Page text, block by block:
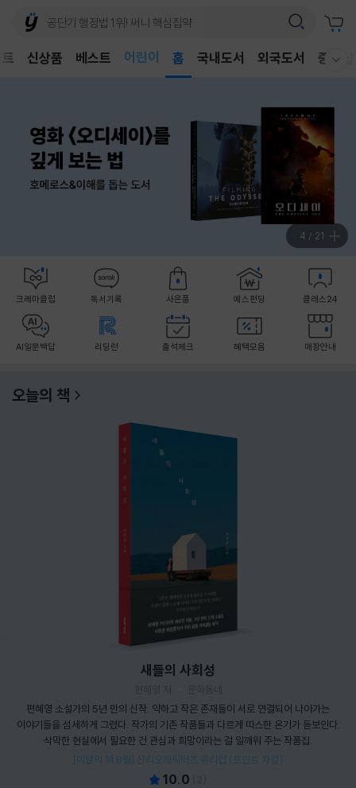
신상품 베스트
독후감
홈 국내도서 외국도서 중고샵
5 / 21
크레마클럽 독서기록 사은품 예스펀딩 클래스24
AI일문백답 리딩런 출석체크 혜택모음 매장안내
오늘의 책
새들의 사회성
편혜영 소설가의 5년 만의 신작. 약하고 작은 존재들이 서로 연결되어 나아가는
이야기들을 섬세하게 그렸다. 작가의 기존 작품들과 다르게 따스한 온기가 돋보인다.
삭막한 현실에서 필요한 건 관심과 희망이라는 걸 일깨워 주는 작품집.
[이달의 책 8월] 산리오캐릭터즈 유리컵 (포인트 차감)
10.0